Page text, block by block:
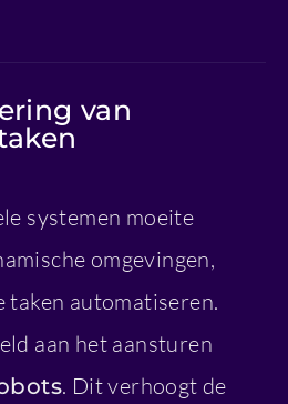
van
systemen moeite
omgevingen,
taken automatiseren.
aan het aansturen
. Dit verhoogt de